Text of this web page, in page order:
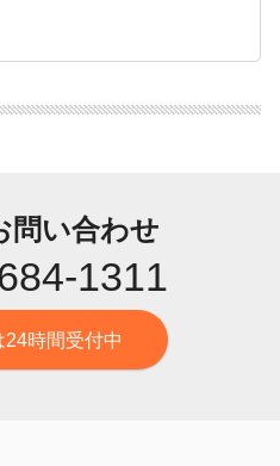
問い合わせ
1311
24時間受付中